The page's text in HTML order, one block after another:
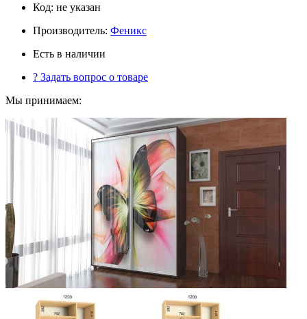
Код: не указан
Производитель: Феникс
Есть в наличии
? Задать вопрос о товаре
Мы принимаем: